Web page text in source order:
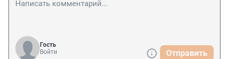
Гость
Войти
Отправить